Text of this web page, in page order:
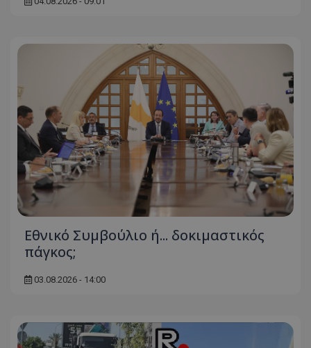
Εθνικό Συμβούλιο ή... δοκιμαστικός
πάγκος;
03.08.2026 - 14:00